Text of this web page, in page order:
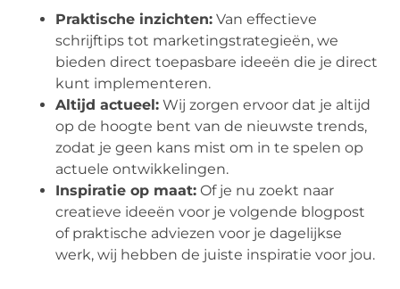
Praktische inzichten: Van effectieve
schrijftips tot marketingstrategieën, we
bieden direct toepasbare ideeën die je direct
kunt implementeren.
Altijd actueel: Wij zorgen ervoor dat je altijd
op de hoogte bent van de nieuwste trends,
zodat je geen kans mist om in te spelen op
actuele ontwikkelingen.
Inspiratie op maat: Of je nu zoekt naar
creatieve ideeën voor je volgende blogpost
of praktische adviezen voor je dagelijkse
werk, wij hebben de juiste inspiratie voor jou.